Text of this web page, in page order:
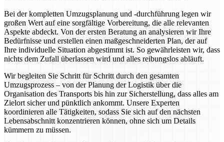
Bei der kompletten Umzugsplanung und -durchführung legen wir
großen Wert auf eine sorgfältige Vorbereitung, die alle relevanten
Aspekte abdeckt. Von der ersten Beratung an analysieren wir Ihre
Bedürfnisse und erstellen einen maßgeschneiderten Plan, der auf
Ihre individuelle Situation abgestimmt ist. So gewährleisten wir, dass
nichts dem Zufall überlassen wird und alles reibungslos abläuft.
Wir begleiten Sie Schritt für Schritt durch den gesamten
Umzugsprozess – von der Planung der Logistik über die
Organisation des Transports bis hin zur Sicherstellung, dass alles am
Zielort sicher und pünktlich ankommt. Unsere Experten
koordinieren alle Tätigkeiten, sodass Sie sich auf den nächsten
Lebensabschnitt konzentrieren können, ohne sich um Details
kümmern zu müssen.